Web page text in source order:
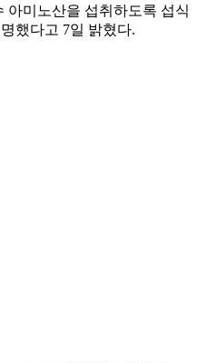
아미노산을 섭취하도록 섭식
했다고 7일 밝혔다.